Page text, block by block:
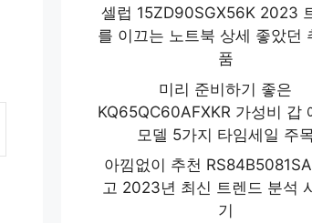
셀럽 15ZD90SGX56K 2023
를 이끄는 노트북 상세 좋았던
품
미리 준비하기 좋은
KQ65QC60AFXKR 가성비 갑
모델 5가지 타임세일 주
아낌없이 추천
고 2023년 최신 트렌드 분석
기